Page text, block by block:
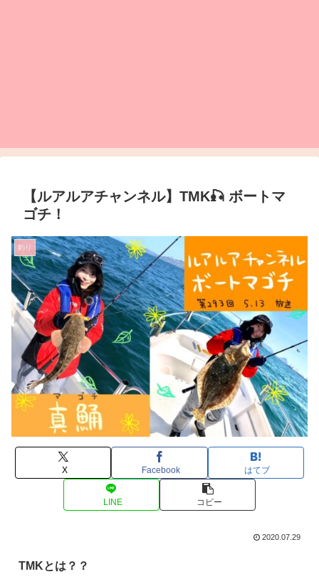
【ルアルアチャンネル】TMK🎣 ボートマ
ゴチ！
釣り
X Facebook はてブ
LINE コピー
2020.07.29
TMKとは？？